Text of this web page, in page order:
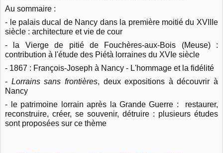
Au sommaire :
- le palais ducal de Nancy dans la première moitié du XVIIIe
siècle : architecture et vie de cour
- la Vierge de pitié de Fouchères-aux-Bois (Meuse) :
contribution à l'étude des Piétà lorraines du XVIe siècle
- 1867 : François-Joseph à Nancy - L'hommage et la fidélité
- Lorrains sans frontières, deux expositions à découvrir à
Nancy
- le patrimoine lorrain après la Grande Guerre : restaurer,
reconstruire, créer, se souvenir, détruire : plusieurs études
sont proposées sur ce thème